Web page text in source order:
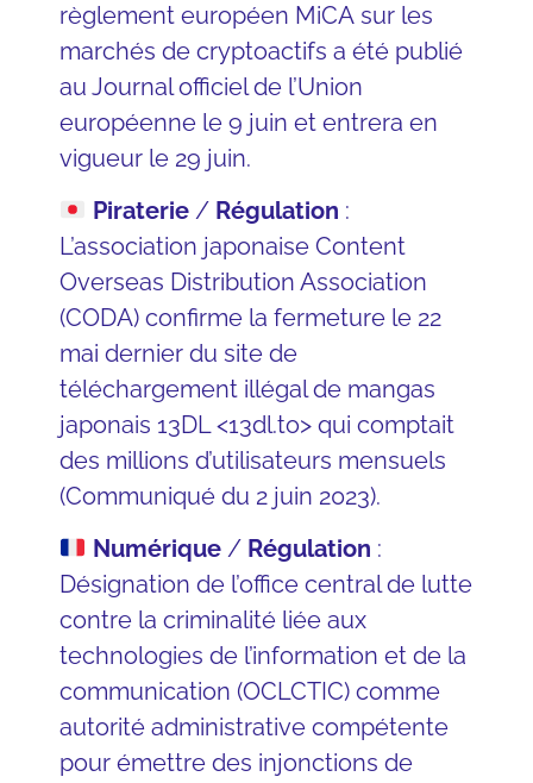
règlement européen MiCA sur les
marchés de cryptoactifs a été publié
au Journal officiel de l’Union
européenne le 9 juin et entrera en
vigueur le 29 juin.
Piraterie/ Régulation :
L’association japonaise Content
Overseas Distribution Association
(CODA) confirme la fermeture le 22
mai dernier du site de
téléchargement illégal de mangas
japonais 13DL <13dl.to> qui comptait
des millions d’utilisateurs mensuels
(Communiqué du 2 juin 2023).
Numérique/ Régulation :
Désignation de l’office central de lutte
contre la criminalité liée aux
technologies de l’information et de la
communication (OCLCTIC) comme
autorité administrative compétente
pour émettre des injonctions de